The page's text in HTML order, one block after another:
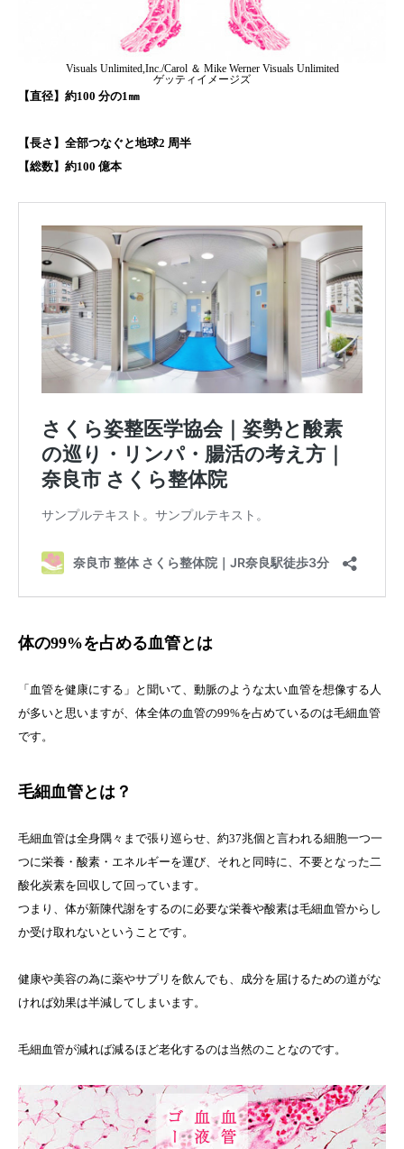
Visuals Unlimited,Inc./Carol ＆ Mike Werner Visuals Unlimited
ゲッティイメージズ
【直径】約100 分の1㎜
【長さ】全部つなぐと地球2 周半
【総数】約100 億本
体の99%を占める血管とは
「血管を健康にする」と聞いて、動脈のような太い血管を想像する人
が多いと思いますが、体全体の血管の99%を占めているのは毛細血管
です。
毛細血管とは？
毛細血管は全身隅々まで張り巡らせ、約37兆個と言われる細胞一つ一
つに栄養・酸素・エネルギーを運び、それと同時に、不要となった二
酸化炭素を回収して回っています。
つまり、体が新陳代謝をするのに必要な栄養や酸素は毛細血管からし
か受け取れないということです。
健康や美容の為に薬やサプリを飲んでも、成分を届けるための道がな
ければ効果は半減してしまいます。
毛細血管が減れば減るほど老化するのは当然のことなのです。